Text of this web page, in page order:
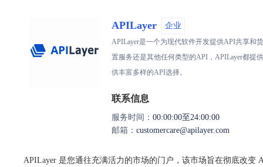
APILayer 企业
APILayer是一个为现代软件开发提供API共享和
置服务还是其他任何类型的API，APILayer都提
供丰富多样的API选择。
联系信息
服务时间： 00:00:00至24:00:00
邮箱： customercare@apilayer.com
APILayer 是您通往充满活力的市场的门户，该市场旨在彻底改